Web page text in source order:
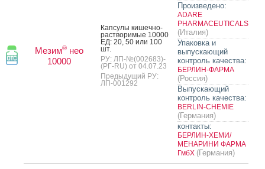
Мезим® нео
10000
Кап­су­лы ки­шеч­но­
рас­тво­римые 10000
ЕД: 20, 50 или 100
шт.
РУ: ЛП-№(002683)-
(РГ-RU) от 04.07.23
Предыдущий РУ:
ЛП-001292
Произведено:
ADARE
PHARMACEUTICALS
(Италия)
Упаковка и
выпускающий
контроль качества:
БЕРЛИН-ФАРМА
(Россия)
Выпускающий
контроль качества:
BERLIN-CHEMIE
(Германия)
контакты:
БЕРЛИН-ХЕМИ/
МЕНАРИНИ ФАРМА
ГмбХ (Германия)